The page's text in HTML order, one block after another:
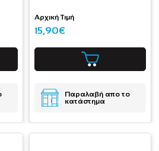
Αρχική Τιμή
15,90€
Παραλαβή απο το
κατάστημα